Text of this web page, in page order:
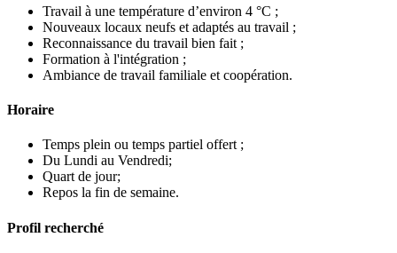
Travail à une température d’environ 4 °C ;
Nouveaux locaux neufs et adaptés au travail ;
Reconnaissance du travail bien fait ;
Formation à l'intégration ;
Ambiance de travail familiale et coopération.
Horaire
Temps plein ou temps partiel offert ;
Du Lundi au Vendredi;
Quart de jour;
Repos la fin de semaine.
Profil recherché